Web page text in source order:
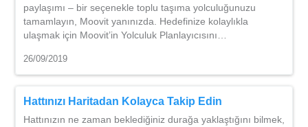
paylaşımı – bir seçenekle toplu taşıma yolculuğunuzu
tamamlayın, Moovit yanınızda. Hedefinize kolaylıkla
ulaşmak için Moovit’in Yolculuk Planlayıcısını…
26/09/2019
Hattınızı Haritadan Kolayca Takip Edin
Hattınızın ne zaman beklediğiniz durağa yaklaştığını bilmek,